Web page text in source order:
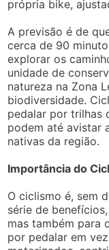
própria bike,
A previsão é de
cerca de 90
explorar os
unidade de
natureza na Zona
biodiversidade.
pedalar por trilhas
podem até avistar
nativas da região.
Importância do
O ciclismo é, sem
série de
mas também para
por pedalar em